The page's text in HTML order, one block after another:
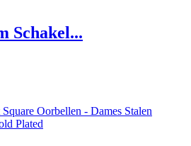
Schakel...